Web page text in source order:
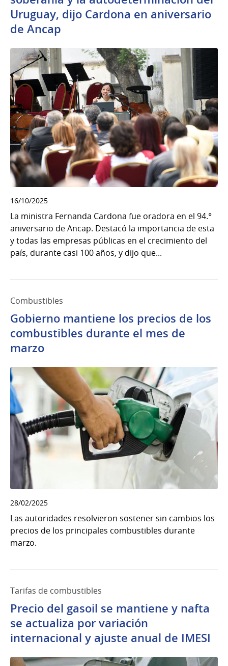
Uruguay, dijo Cardona en aniversario
de Ancap
16/10/2025
La ministra Fernanda Cardona fue oradora en el 94.°
aniversario de Ancap. Destacó la importancia de esta
y todas las empresas públicas en el crecimiento del
país, durante casi 100 años, y dijo que...
Combustibles
Gobierno mantiene los precios de los
combustibles durante el mes de
marzo
28/02/2025
Las autoridades resolvieron sostener sin cambios los
precios de los principales combustibles durante
marzo.
Tarifas de combustibles
Precio del gasoil se mantiene y nafta
se actualiza por variación
internacional y ajuste anual de IMESI